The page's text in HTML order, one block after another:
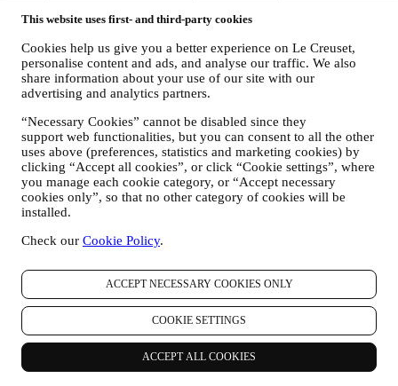
This website uses first- and third-party cookies
Cookies help us give you a better experience on Le Creuset,
personalise content and ads, and analyse our traffic. We also
share information about your use of our site with our
advertising and analytics partners.
“Necessary Cookies” cannot be disabled since they
support web functionalities, but you can consent to all the other
uses above (preferences, statistics and marketing cookies) by
clicking “Accept all cookies”, or click “Cookie settings”, where
you manage each cookie category, or “Accept necessary
cookies only”, so that no other category of cookies will be
installed.
Check our Cookie Policy.
ACCEPT NECESSARY COOKIES ONLY
COOKIE SETTINGS
ACCEPT ALL COOKIES
histórico de compras ou preferências dos nossos produtos.
interesses. Isso permite-nos personalizar as nossas
comunicações para torná-las mais relevantes e interessantes.
Não haverá outros efeitos. Também reunimos estatísticas
sobre a abertura de e-mails e cliques usando tecnologias
padrão do setor (incluindo pixels de rastreamento em e-mail)
que nos ajudam a monitorar as nossas newsletters. Este
processamento é baseado no seu consentimento em receber
nossas comunicações personalizadas de marketing. A opção
de inscrição pode ser exercida nos pontos em que as
informações pessoais são coletadas, marcando a caixa de
seleção. Desativar: você pode parar de receber nossas
botão de cancelamento de inscrição no final de qualquer
connosco através deprivacy@lecreuset.com.
RE-TARGETING / AJUSTAR AS NOSSAS OFERTAS E
MELHORAR A EXPERIÊNCIA AO CLIENTE.
Gostaríamos de usar os seus dados para personalizar nossos
serviços e ofertas de acordo com suas necessidades e
preferências para fornecer uma experiência personalizada ao
cliente Le Creuset. Faremos isso analisando os seus hábitos